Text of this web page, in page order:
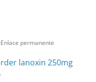
Enlace permanente
lanoxin 250mg